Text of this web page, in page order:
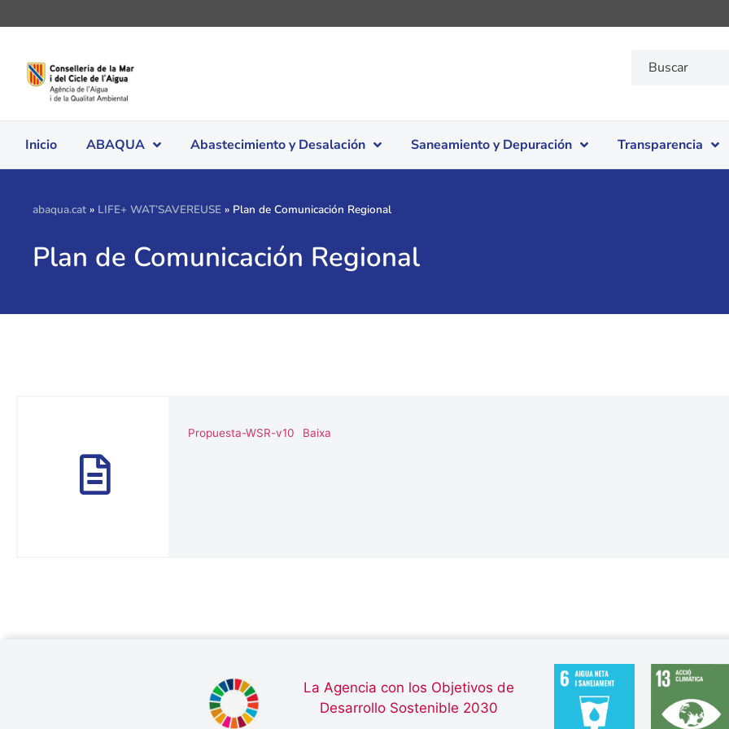
Inicio ABAQUA Abastecimiento y Desalación Saneamiento y Depuración Transparencia
abaqua.cat » LIFE+ WAT’SAVEREUSE » Plan de Comunicación Regional
Plan de Comunicación Regional
Propuesta-WSR-v10 Baixa
La Agencia con los Objetivos de
Desarrollo Sostenible 2030